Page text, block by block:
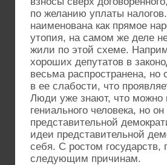
по желанию уплаты
наименована как прямое
утопия, на самом же деле
жили по этой схеме.
хороших депутатов в
весьма распространена,
в ее слабости, что
Люди уже знают, что можно
гениального человека, но
представительной
идеи представительной
себя. С ростом
следующим причинам.